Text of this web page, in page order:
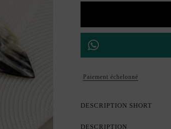
Paiement échelonné
DESCRIPTION SHORT
DESCRIPTION